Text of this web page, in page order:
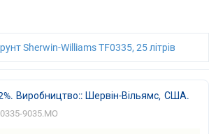
Виробництво:: Шервін-Вільямс, США.
9035.MO